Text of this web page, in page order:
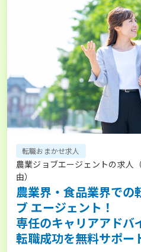
転職おまかせ求人
農業ジョブエージェントの求人
由）
農業界・食品業界での
ブ エージェント！
専任のキャリアアドバ
転職成功を無料サポー